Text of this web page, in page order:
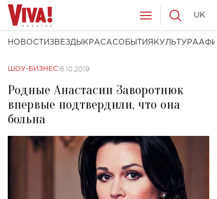
НОВОСТИ ЗВЕЗДЫ КРАСАСОБЫТИЯ КУЛЬТУРА
UK
ШОУ-БИЗНЕС16.10.2019
Родные Анастасии Заворотнюк
впервые подтвердили, что она
больна